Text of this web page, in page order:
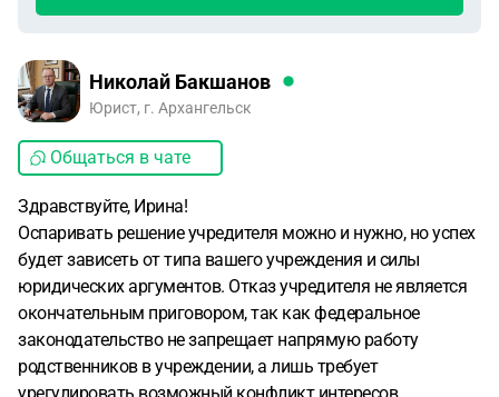
Николай Бакшанов
Юрист, г. Архангельск
Общаться в чате
Здравствуйте, Ирина!
Оспаривать решение учредителя можно и нужно, но успех
будет зависеть от типа вашего учреждения и силы
юридических аргументов. Отказ учредителя не является
окончательным приговором, так как федеральное
законодательство не запрещает напрямую работу
родственников в учреждении, а лишь требует